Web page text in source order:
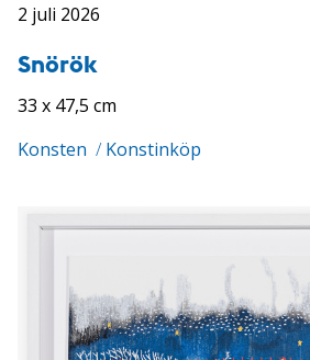
2 juli 2026
Snörök
33 x 47,5 cm
Konsten / Konstinköp